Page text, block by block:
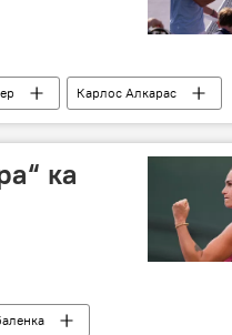
Карлос Алкарас
ка